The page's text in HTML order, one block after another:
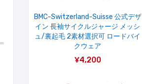
BMC-Switzerland-Suisse 公式デザ
イン 長袖サイクルジャージ メッシ
ュ/裏起毛 2素材選択可 ロードバイ
クウェア
¥4,200